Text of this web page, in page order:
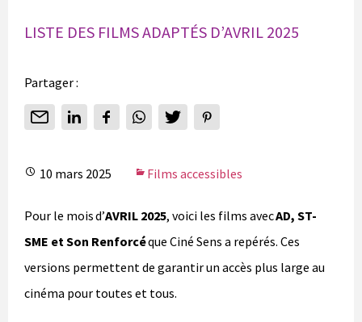
LISTE DES FILMS ADAPTÉS D’AVRIL 2025
Partager :
10 mars 2025 Films accessibles
Pour le mois d’AVRIL 2025, voici les films avecAD, ST-
SME et Son Renforcéque Ciné Sens a repérés. Ces
versions permettent de garantir un accès plus large au
cinéma pour toutes et tous.